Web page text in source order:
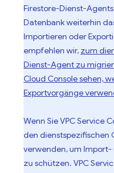
Firestore-Dienst-
Datenbank weiterhin
Importieren oder
empfehlen wir, zum
Dienst-Agent zu
Cloud Console sehen,
Exportvorgänge
Wenn Sie VPC Service
den dienstspezifischen
verwenden, um
zu schützen. VPC